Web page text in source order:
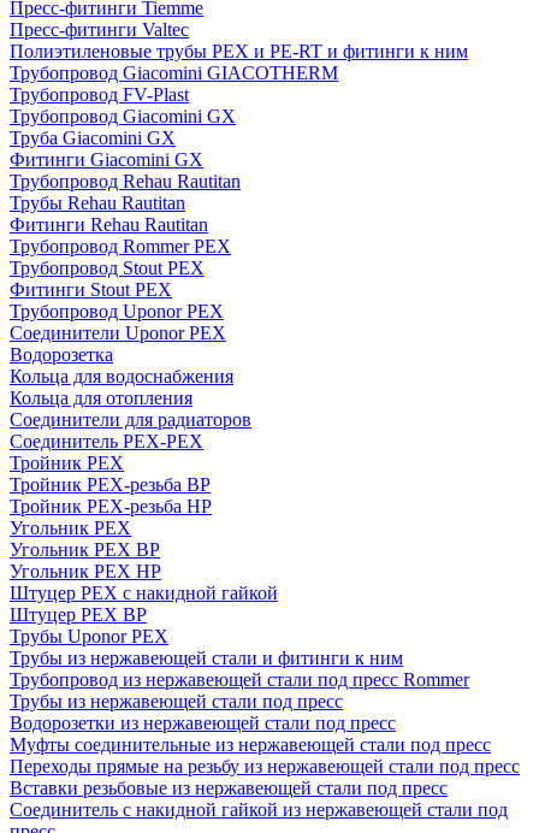
Пресс-фитинги Tiemme
Пресс-фитинги Valtec
Полиэтиленовые трубы PEX и PE-RT и фитинги к ним
Трубопровод Giacomini GIACOTHERM
Трубопровод FV-Plast
Трубопровод Giacomini GX
Труба Giacomini GX
Фитинги Giacomini GX
Трубопровод Rehau Rautitan
Трубы Rehau Rautitan
Фитинги Rehau Rautitan
Трубопровод Rommer PEX
Трубопровод Stout PEX
Фитинги Stout PEX
Трубопровод Uponor PEX
Соединители Uponor PEX
Водорозетка
Кольца для водоснабжения
Кольца для отопления
Соединители для радиаторов
Соединитель PEX-PEX
Тройник PEX
Тройник PEX-резьба ВР
Тройник PEX-резьба НР
Угольник PEX
Угольник PEX ВР
Угольник PEX НР
Штуцер PEX c накидной гайкой
Штуцер PEX ВР
Трубы Uponor PEX
Трубы из нержавеющей стали и фитинги к ним
Трубопровод из нержавеющей стали под пресс Rommer
Трубы из нержавеющей стали под пресс
Водорозетки из нержавеющей стали под пресс
Муфты соединительные из нержавеющей стали под пресс
Переходы прямые на резьбу из нержавеющей стали под пресс
Вставки резьбовые из нержавеющей стали под пресс
Соединитель с накидной гайкой из нержавеющей стали под